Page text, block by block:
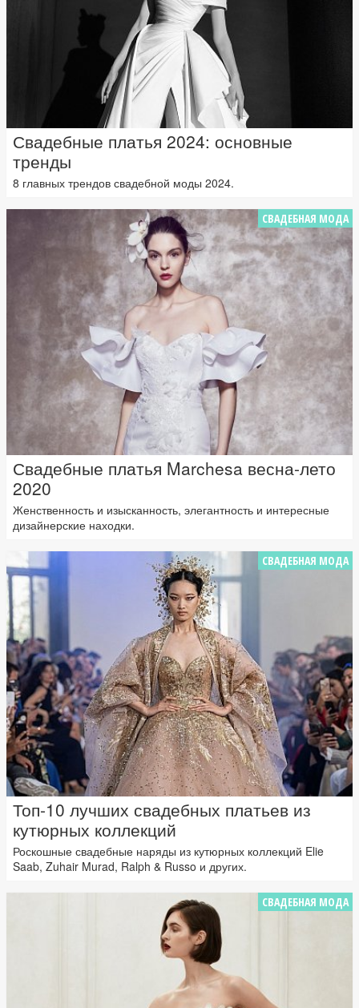
Свадебные платья 2024: основные
тренды
8 главных трендов свадебной моды 2024.
СВАДЕБНАЯ МОДА
Свадебные платья Marchesa весна-лето
2020
Женственность и изысканность, элегантность и интересные
дизайнерские находки.
СВАДЕБНАЯ МОДА
Топ-10 лучших свадебных платьев из
кутюрных коллекций
Роскошные свадебные наряды из кутюрных коллекций Elie
Saab, Zuhair Murad, Ralph & Russo и других.
СВАДЕБНАЯ МОДА